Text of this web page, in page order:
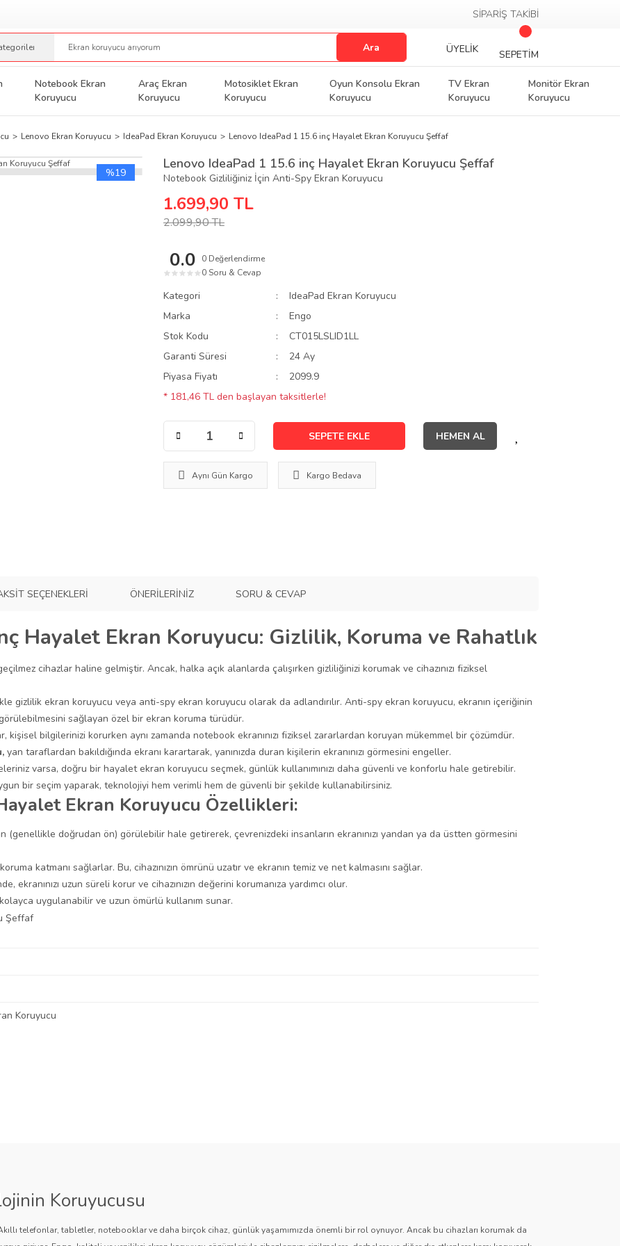
SİPARİŞ TAKİBİ
Ara ÜYELİK SEPETİM
Notebook Ekran
Koruyucu
Araç Ekran
Koruyucu
Motosiklet Ekran
Koruyucu
Oyun Konsolu Ekran
Koruyucu
TV Ekran
Koruyucu
Monitör Ekran
Koruyucu
Lenovo Ekran Koruyucu IdeaPad Ekran Koruyucu Lenovo IdeaPad 1 15.6 inç Hayalet Ekran Koruyucu Şeffaf
%19
Lenovo IdeaPad 1 15.6 inç Hayalet Ekran Koruyucu Şeffaf
Notebook Gizliliğiniz İçin Anti-Spy Ekran Koruyucu
1.699,90 TL
2.099,90 TL
0.0
★ ★ ★ ★ ★
0 Değerlendirme
0 Soru & Cevap
Kategori
IdeaPad Ekran Koruyucu
Marka
Engo
Stok Kodu
CT015LSLID1LL
Garanti Süresi
24 Ay
Piyasa Fiyatı
2099.9
* 181,46 TL den başlayan taksitlerle!
SEPETE EKLE HEMEN AL
Aynı Gün Kargo Kargo Bedava
SEÇENEKLERI ÖNERILERINIZ SORU & CEVAP
Hayalet Ekran Koruyucu: Gizlilik, Koruma ve Rahatlık
cihazlar haline gelmiştir. Ancak, halka açık alanlarda çalışırken gizliliğinizi korumak ve cihazınızı fiziksel
gizlilik ekran koruyucu veya anti-spy ekran koruyucu olarak da adlandırılır. Anti-spy ekran koruyucu, ekranın içeriğinin
sağlayan özel bir ekran koruma türüdür.
bilgilerinizi korurken aynı zamanda notebook ekranınızı fiziksel zararlardan koruyan mükemmel bir çözümdür.
yan taraflardan bakıldığında ekranı karartarak, yanınızda duran kişilerin ekranınızı görmesini engeller.
varsa, doğru bir hayalet ekran koruyucu seçmek, günlük kullanımınızı daha güvenli ve konforlu hale getirebilir.
bir seçim yaparak, teknolojiyi hem verimli hem de güvenli bir şekilde kullanabilirsiniz.
Ekran Koruyucu Özellikleri:
(genellikle doğrudan ön) görülebilir hale getirerek, çevrenizdeki insanların ekranınızı yandan ya da üstten görmesini
katmanı sağlarlar. Bu, cihazınızın ömrünü uzatır ve ekranın temiz ve net kalmasını sağlar.
ekranınızı uzun süreli korur ve cihazınızın değerini korumanıza yardımcı olur.
uygulanabilir ve uzun ömürlü kullanım sunar.
Koruyucu
Koruyucusu
telefonlar, tabletler, notebooklar ve daha birçok cihaz, günlük yaşamımızda önemli bir rol oynuyor. Ancak bu cihazları korumak da